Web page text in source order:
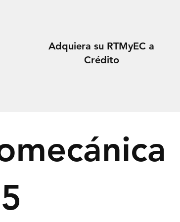
Adquiera su RTMyEC a
Crédito